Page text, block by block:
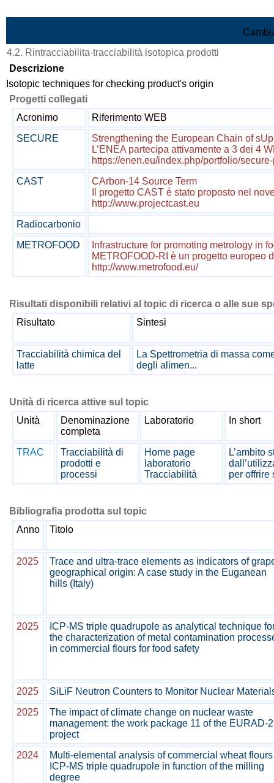
4.2. Rintracciabilita-tracciabilità isotopica prodotti
Descrizione
Isotopic techniques for checking product's origin
Progetti collegati
Acronimo
Riferimento WEB
SECURE
Strengthening the European Chain of
L’ENEA partecipa attivamente a 3 dei 4
https://enen.eu/index.php/portfolio/
CAST
CArbon-14 Source Term
Il progetto CAST è stato proposto nel
http://www.projectcast.eu
Radiocarbonio
METROFOOD
Infrastructure for promoting metrology in
METROFOOD-RI è un progetto europeo
http://www.metrofood.eu/
Risultati disponibili relativi al topic di ricerca o alle sue
Risultato
Sintesi
Tracciabilità chimica del
latte
La Spettrometria di massa
degli alimen...
Unità di ricerca attive sul topic
Unità
Denominazione
completa
Laboratorio In short
TRAC
Tracciabilità di
prodotti e
processi
Home page
laboratorio
Tracciabilità
L’ambito
per offrire
Bibliografia prodotta sul topic
Anno
Titolo
2025
Trace and ultra-trace elements as indicators of
geographical origin: A case study in the Euganean
hills (Italy)
2025
ICP-MS triple quadrupole as analytical technique
the characterization of metal contamination
in commercial flours for food safety
2025
SiLiF Neutron Counters to Monitor Nuclear
2025
The impact of climate change on nuclear waste
management: the work package 11 of the EURAD-2
project
2024
Multi-elemental analysis of commercial wheat
ICP-MS triple quadrupole in function of the milling
degree